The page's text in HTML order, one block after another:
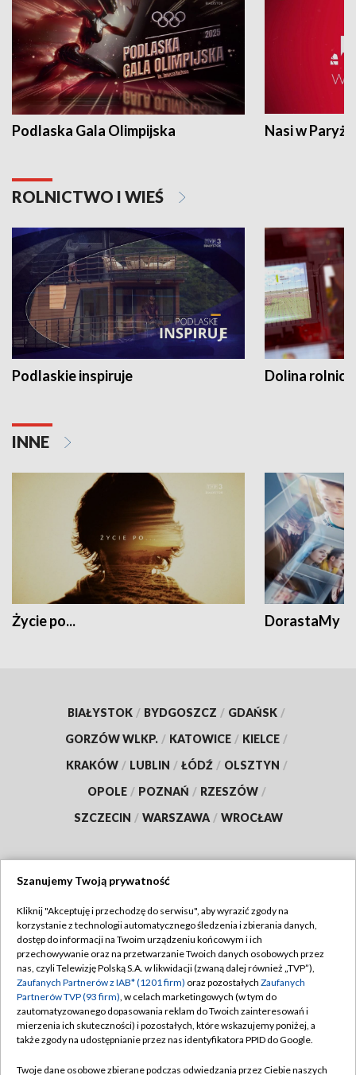
Podlaska Gala Olimpijska Nasi w Paryżu
ROLNICTWO I WIEŚ
Podlaskie inspiruje Dolina
INNE
Życie po... DorastaMy
BIAŁYSTOK / BYDGOSZCZ / GDAŃSK /
GORZÓW WLKP. / KATOWICE / KIELCE /
KRAKÓW / LUBLIN / ŁÓDŹ / OLSZTYN /
OPOLE / POZNAŃ / RZESZÓW /
SZCZECIN / WARSZAWA / WROCŁAW
TVP
Abonament TVP
Emisja w TVP
Centrum informacji TVP
Naziemna Telewizja Cyfrowa
Regulamin TVP
Polityka prywatności
Moje zgody
Pomoc
Szanujemy Twoją prywatność
Kliknij "Akceptuję i przechodzę do serwisu", aby wyrazić zgody na
korzystanie z technologii automatycznego śledzenia i zbierania danych,
dostęp do informacji na Twoim urządzeniu końcowym i ich
przechowywanie oraz na przetwarzanie Twoich danych osobowych przez
nas, czyli Telewizję Polską S.A. w likwidacji (zwaną dalej również „TVP”),
Zaufanych Partnerów z IAB* (1201 firm) oraz pozostałych Zaufanych
Partnerów TVP (93 firm), w celach marketingowych (w tym do
zautomatyzowanego dopasowania reklam do Twoich zainteresowań i
mierzenia ich skuteczności) i pozostałych, które wskazujemy poniżej, a
także zgody na udostępnianie przez nas identyfikatora PPID do Google.
Twoje dane osobowe zbierane podczas odwiedzania przez Ciebie naszych